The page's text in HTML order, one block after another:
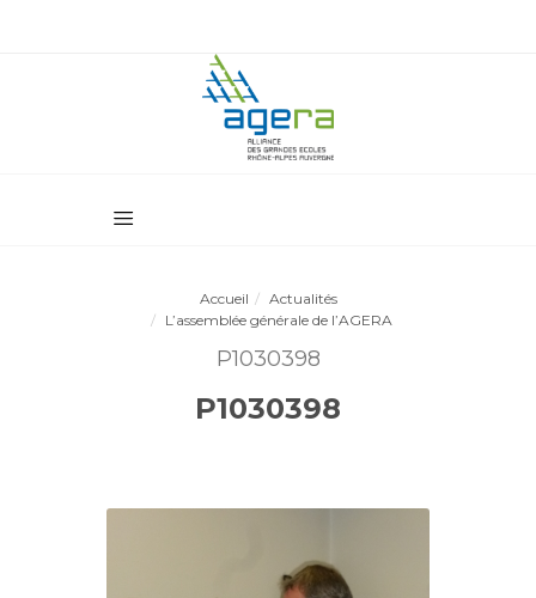
Accueil
Actualités
L’assemblée générale de l’AGERA
P1030398
P1030398